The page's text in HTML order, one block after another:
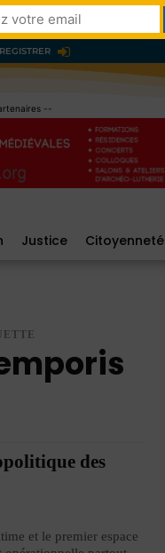
--
Justice Citoyenneté
des
et le premier espace